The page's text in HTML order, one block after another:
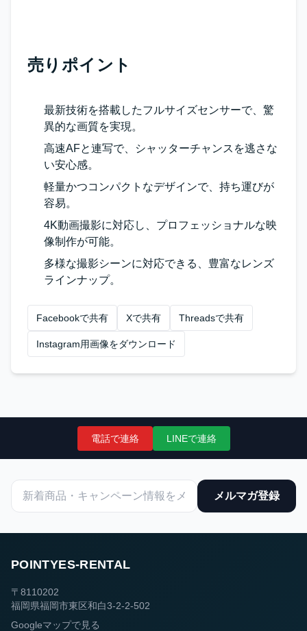
売りポイント
最新技術を搭載したフルサイズセンサーで、驚
異的な画質を実現。
高速AFと連写で、シャッターチャンスを逃さな
い安心感。
軽量かつコンパクトなデザインで、持ち運びが
容易。
4K動画撮影に対応し、プロフェッショナルな映
像制作が可能。
多様な撮影シーンに対応できる、豊富なレンズ
ラインナップ。
Facebookで共有 Xで共有 Threadsで共有
Instagram用画像をダウンロード
電話で連絡 LINEで連絡
メルマガ登録
POINTYES-RENTAL
〒8110202
福岡県福岡市東区和白3-2-2-502
Googleマップで見る